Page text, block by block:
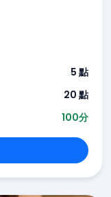
5 點
20 點
100分